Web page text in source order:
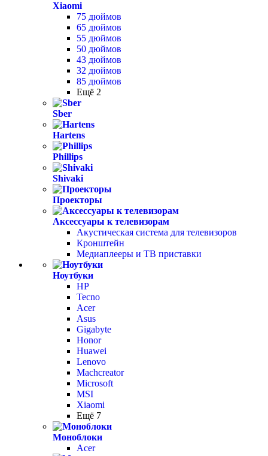
Xiaomi
75 дюймов
65 дюймов
55 дюймов
50 дюймов
43 дюймов
32 дюймов
85 дюймов
Ещё 2
Sber
Hartens
Phillips
Shivaki
Проекторы
Аксессуары к телевизорам
Акустическая система для телевизоров
Кронштейн
Медиаплееры и ТВ приставки
Ноутбуки
HP
Tecno
Acer
Asus
Gigabyte
Honor
Huawei
Lenovo
Machcreator
Microsoft
MSI
Xiaomi
Ещё 7
Моноблоки
Acer